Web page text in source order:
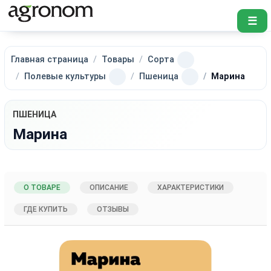
☰
Главная страница Товары
Сорта
Полевые культуры
Пшеница Марина
ПШЕНИЦА
Марина
О ТОВАРЕ ОПИСАНИЕ ХАРАКТЕРИСТИКИ
ГДЕ КУПИТЬ ОТЗЫВЫ